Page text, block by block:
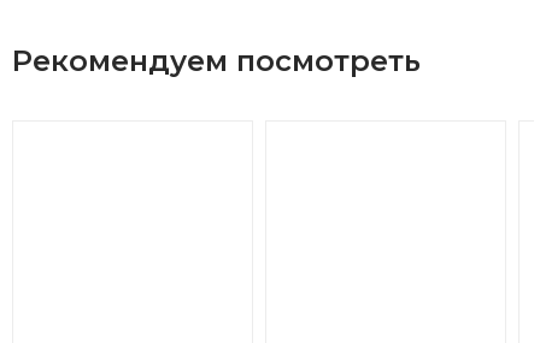
Рекомендуем посмотреть